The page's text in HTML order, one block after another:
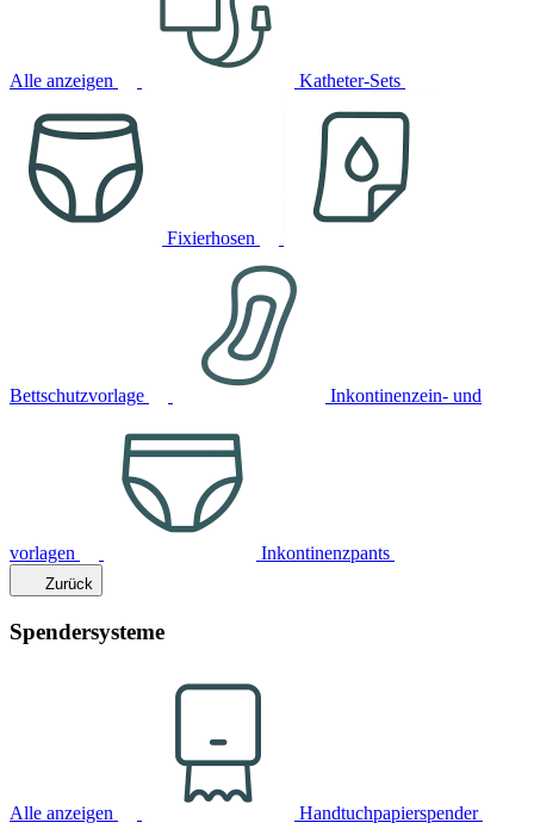
Alle anzeigen Katheter-Sets
Fixierhosen
Bettschutzvorlage Inkontinenzein- und
vorlagen Inkontinenzpants
Zurück
Spendersysteme
Alle anzeigen Handtuchpapierspender